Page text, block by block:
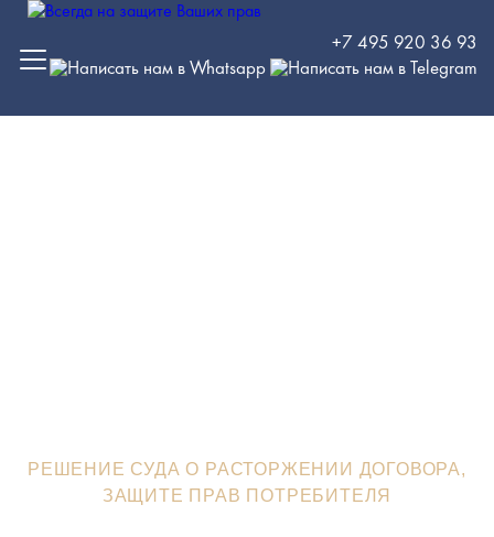
+7 495 920 36 93
РЕШЕНИЕ СУДА О РАСТОРЖЕНИИ ДОГОВОРА,
ЗАЩИТЕ ПРАВ ПОТРЕБИТЕЛЯ